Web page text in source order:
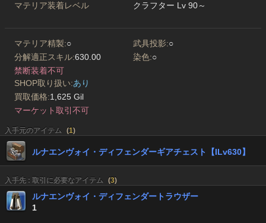
マテリア装着レベル
クラフター Lv 90～
マテリア精製:○ 武具投影:○
分解適正スキル:630.00 染色:○
禁断装着不可
SHOP取り扱い:あり
買取価格:1,625 Gil
マーケット取引不可
入手元のアイテム (1)
ルナエンヴォイ・ディフェンダーギアチェスト【ILv630】
入手先 : 取引に必要なアイテム (3)
ルナエンヴォイ・ディフェンダートラウザー
1